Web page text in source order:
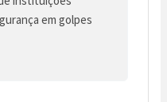
em golpes